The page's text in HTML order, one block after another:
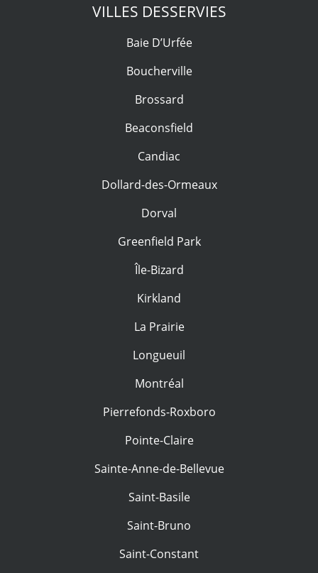
VILLES DESSERVIES
Baie D’Urfée
Boucherville
Brossard
Beaconsfield
Candiac
Dollard-des-Ormeaux
Dorval
Greenfield Park
Île-Bizard
Kirkland
La Prairie
Longueuil
Montréal
Pierrefonds-Roxboro
Pointe-Claire
Sainte-Anne-de-Bellevue
Saint-Basile
Saint-Bruno
Saint-Constant